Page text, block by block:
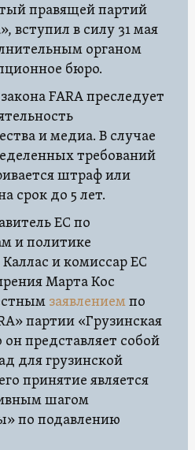
правящей партий
вступил в силу 31 мая
органом
бюро.
FARA преследует
и медиа. В случае
требований
штраф или
срок до 5 лет.
ЕС по
и политике
и комиссар ЕС
Марта Кос
заявлениемпо
партии «Грузинская
он представляет собой
для грузинской
принятие является
шагом
по подавлению